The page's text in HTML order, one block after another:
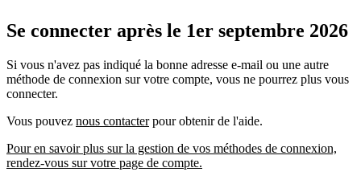
Se connecter après le 1er septembre 2026
Si vous n'avez pas indiqué la bonne adresse e-mail ou une autre
méthode de connexion sur votre compte, vous ne pourrez plus vous
connecter.
Vous pouvez nous contacterpour obtenir de l'aide.
Pour en savoir plus sur la gestion de vos méthodes de connexion,
rendez-vous sur votre page de compte.